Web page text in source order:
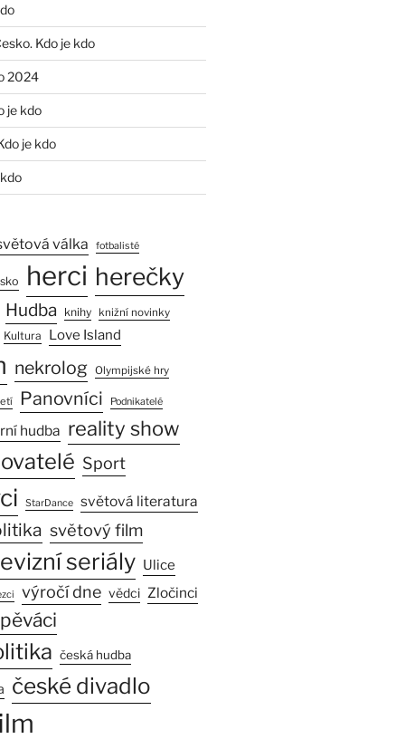
Kdo je kdo
2024
je kdo
je kdo
válka fotbalisté
herci herečky
Hudba knihy knižní novinky
Kultura Love Island
nekrolog Olympijské hry
Panovníci Podnikatelé
hudba reality show
Sport
StarDance světová literatura
světový film
seriály Ulice
výročí dne vědci Zločinci
česká hudba
české divadlo